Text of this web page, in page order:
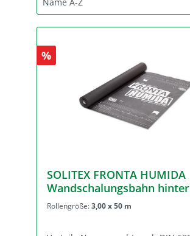
%
SOLITEX FRONTA HUMIDA
Wandschalungsbahn hinter
belüfteten Vormauerschalen
Rollengröße:3,00 x 50 m